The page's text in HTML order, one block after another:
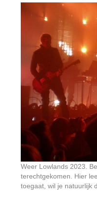
Weer Lowlands 2023.
terechtgekomen. Hier
toegaat, wil je natuurlijk